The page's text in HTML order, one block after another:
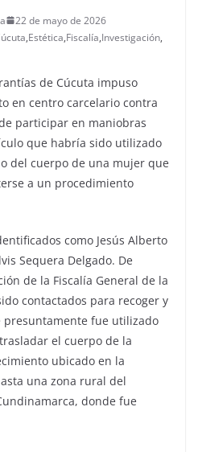
22 de mayo de 2026
,Estética,Fiscalía,Investigación,
de Cúcuta impuso
en centro carcelario contra
participar en maniobras
que habría sido utilizado
del cuerpo de una mujer que
a un procedimiento
como Jesús Alberto
Sequera Delgado. De
de la Fiscalía General de la
contactados para recoger y
fue utilizado
el cuerpo de la
ubicado en la
una zona rural del
donde fue